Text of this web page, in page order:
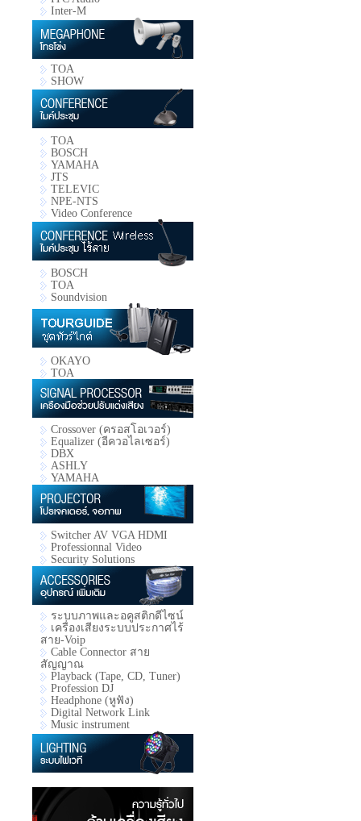
Inter-M
TOA
SHOW
TOA
BOSCH
YAMAHA
JTS
TELEVIC
NPE-NTS
Video Conference
BOSCH
TOA
Soundvision
OKAYO
TOA
Crossover (ครอสโอเวอร์)
Equalizer (อีควอไลเซอร์)
DBX
ASHLY
YAMAHA
Switcher AV VGA HDMI
Professionnal Video
Security Solutions
ระบบภาพและอคูสติกดีไซน์
เครื่องเสียงระบบประกาศไร้
สาย-Voip
Cable Connector สาย
สัญญาณ
Playback (Tape, CD, Tuner)
Profession DJ
Headphone (หูฟัง)
Digital Network Link
Music instrument